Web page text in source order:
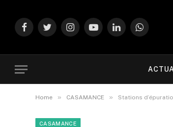
FacebookTwitterInstagramYouTubeLinkedInWhatsApp
Home » CASAMANCE » Stations
CASAMANCE